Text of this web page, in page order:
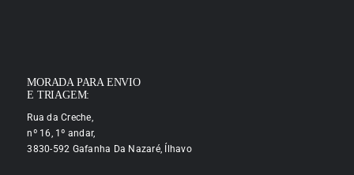
MORADA PARA ENVIO
E TRIAGEM:
Rua da Creche,
nº 16, 1º andar,
3830-592 Gafanha Da Nazaré, Ílhavo